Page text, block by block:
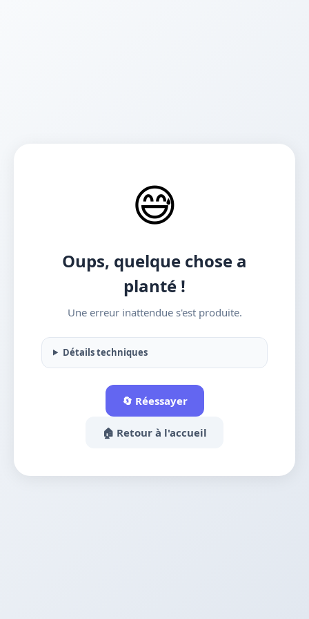
😅
Oups, quelque chose a
planté !
Une erreur inattendue s'est produite.
Détails techniques
🔄 Réessayer
🏠 Retour à l'accueil